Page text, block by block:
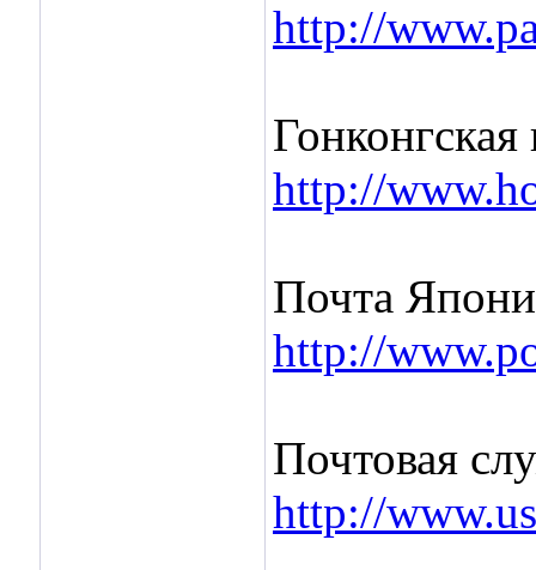
http://
Гонконгская
http://
Почта
http://
Почтовая
http://